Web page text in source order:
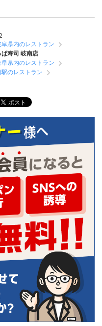
阜県内のレストラン
ぱ寿司 岐南店
阜県内のレストラン
駅のレストラン